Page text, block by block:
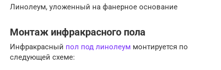
Линолеум, уложенный на фанерное основание
Монтаж инфракрасного пола
Инфракрасный пол под линолеум монтируется по
следующей схеме: